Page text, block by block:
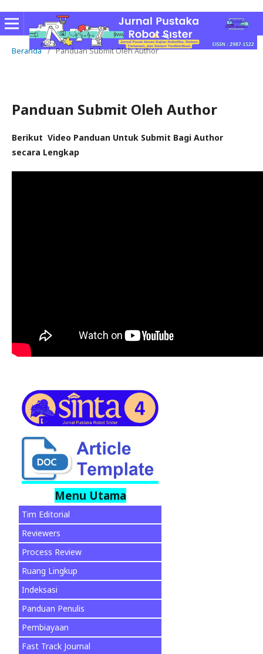
Beranda / Panduan Submit Oleh Author
Panduan Submit Oleh Author
Berikut Video Panduan Untuk Submit Bagi Author
secara Lengkap
Menu Utama
Tim Editorial
Reviewers
Process Review
Ruang Lingkup
Indeksasi
Panduan Penulis
Pembiayaan
Fast Track Journal